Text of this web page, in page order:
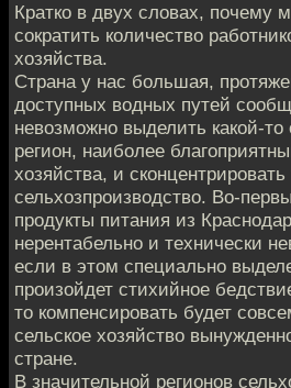
Кратко в двух словах, почему
сократить количество
хозяйства.
Страна у нас большая,
доступных водных путей
невозможно выделить какой-
регион, наиболее
хозяйства, и
сельхозпроизводство. Во-
продукты питания из
нерентабельно и технически
если в этом специально
произойдет стихийное
то компенсировать будет
сельское хозяйство
стране.
В значительной регионов